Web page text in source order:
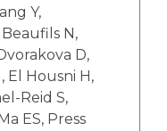
Y,
N,
D,
El Housni H,
Reid S,
ES, Press